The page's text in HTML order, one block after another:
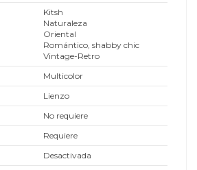
Kitsh
Naturaleza
Oriental
Romántico, shabby chic
Vintage-Retro
Multicolor
Lienzo
No requiere
Requiere
Desactivada